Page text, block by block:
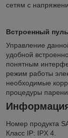
сетям с
Встроенный
Управление
удобной
понятным
режим работы
необходимые
процедуры
Номер продукта
Класс IP: IPX 4.